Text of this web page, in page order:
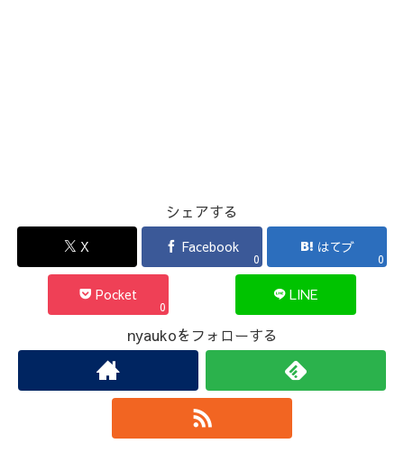
シェアする
X Facebook
0
はてブ
0
Pocket
0
LINE
nyaukoをフォローする